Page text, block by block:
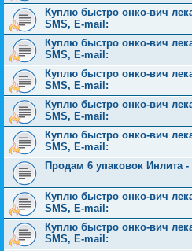
Куплю быстро онко-вич
SMS, E-mail:
Куплю быстро онко-вич
SMS, E-mail:
Куплю быстро онко-вич
SMS, E-mail:
Куплю быстро онко-вич
SMS, E-mail:
Куплю быстро онко-вич
SMS, E-mail:
Продам 6 упаковок Инлита -
Куплю быстро онко-вич
SMS, E-mail:
Куплю быстро онко-вич
SMS, E-mail: